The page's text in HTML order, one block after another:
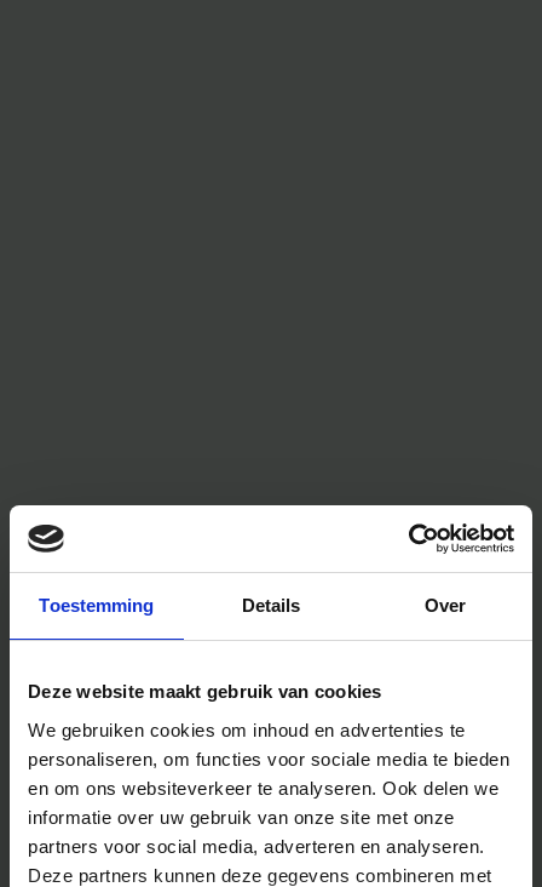
Toestemming Details Over
Deze website maakt gebruik van cookies
We gebruiken cookies om inhoud en advertenties te
personaliseren, om functies voor sociale media te bieden
en om ons websiteverkeer te analyseren. Ook delen we
informatie over uw gebruik van onze site met onze
partners voor social media, adverteren en analyseren.
Deze partners kunnen deze gegevens combineren met